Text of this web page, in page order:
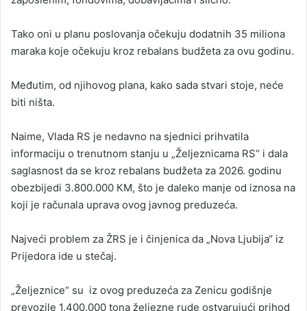
Tako oni u planu poslovanja očekuju dodatnih 35 miliona
maraka koje očekuju kroz rebalans budžeta za ovu godinu.
Međutim, od njihovog plana, kako sada stvari stoje, neće
biti ništa.
Naime, Vlada RS je nedavno na sjednici prihvatila
informaciju o trenutnom stanju u „Željeznicama RS“ i dala
saglasnost da se kroz rebalans budžeta za 2026. godinu
obezbijedi 3.800.000 КM, što je daleko manje od iznosa na
koji je računala uprava ovog javnog preduzeća.
Najveći problem za ŽRS je i činjenica da „Nova Ljubija“ iz
Prijedora ide u stečaj.
„Željeznice“ su iz ovog preduzeća za Zenicu godišnje
prevozile 1.400.000 tona željezne rude ostvarujući prihod